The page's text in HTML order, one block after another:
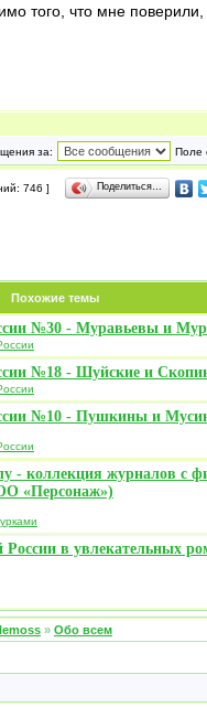
того, что мне
за: Поле
746 ] Поделиться…
Похожие темы
№30 - Муравьевы и
№18 - Шуйские и
№10 - Пушкины и
- коллекция журналов с
«Персонаж»)
в увлекательных
» Обо всем